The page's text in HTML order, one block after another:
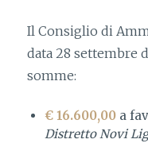
Il Consiglio di
data 28 settembre
somme:
€ 16.600,00a
Distretto Novi